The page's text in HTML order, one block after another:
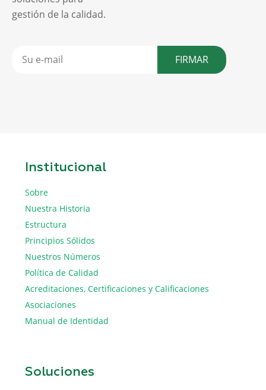
gestión de la calidad.
FIRMAR
Institucional
Sobre
Nuestra Historia
Estructura
Principios Sólidos
Nuestros Números
Política de Calidad
Acreditaciones, Certificaciones y Calificaciones
Asociaciones
Manual de Identidad
Soluciones